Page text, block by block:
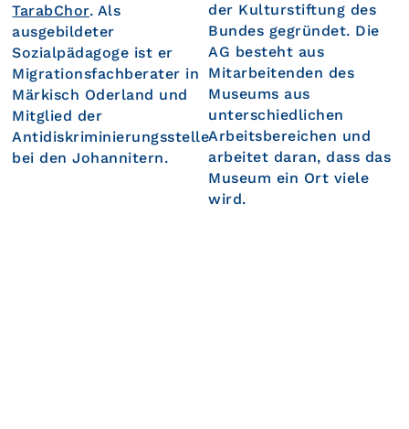
TarabChor. Als
ausgebildeter
Sozialpädagoge ist er
Migrationsfachberater in
Märkisch Oderland und
Mitglied der
Antidiskriminierungsstelle
bei den Johannitern.
der Kulturstiftung des
Bundes gegründet. Die
AG besteht aus
Mitarbeitenden des
Museums aus
unterschiedlichen
Arbeitsbereichen und
arbeitet daran, dass das
Museum ein Ort viele
wird.